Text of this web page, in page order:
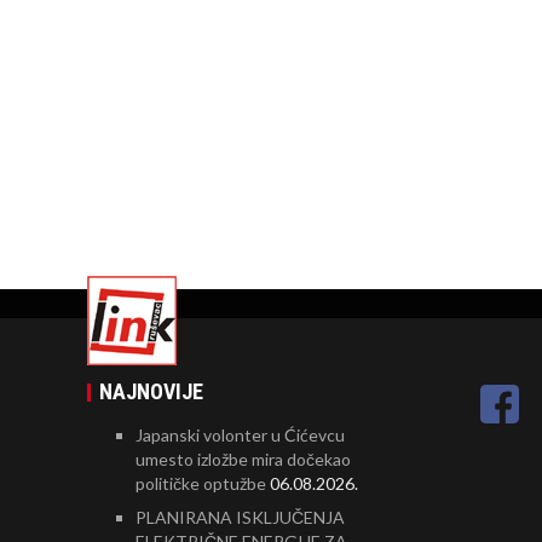
NAJNOVIJE
Japanski volonter u Ćićevcu
umesto izložbe mira dočekao
političke optužbe06.08.2026.
PLANIRANA ISKLJUČENJA